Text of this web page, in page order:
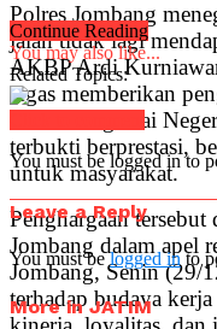
Polres Jombang
jalan tidak lagi
AKBP Ardi
tegas memberikan
dan 12 Pegawai
terbukti berprestasi,
untuk masyarakat.
Penghargaan
Jombang dalam apel
Jombang, Senin (29/
terhadap budaya
Continue Reading
You may also like...
Related Topics:
You must be logged in to
Leave a Reply
You must belogged into
More in JATIM